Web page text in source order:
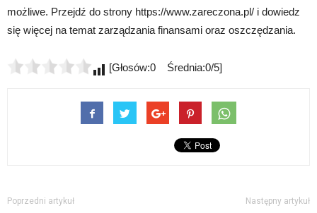
możliwe. Przejdź do strony https://www.zareczona.pl/ i dowiedz
się więcej na temat zarządzania finansami oraz oszczędzania.
[Głosów:0 Średnia:0/5]
Poprzedni artykuł Następny artykuł